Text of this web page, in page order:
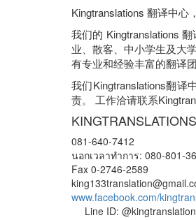
Kingtranslations 翻译中心
我们的 Kingtranslations
业、散客、中小学生及大
有专业和经验丰富的翻译
我们Kingtranslations翻译
责。 工作洽请联系
KINGTRANSLATIONS
081-640-7412
นอกเวลาทำการ: 080-801-
Fax 0-2746-2589
www.facebook.com/
Line ID: @kingtranslation